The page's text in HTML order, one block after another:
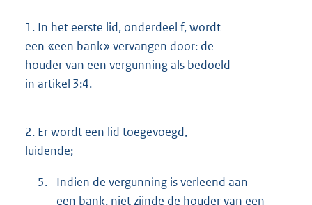
1. In het eerste lid, onderdeel f, wordt
een «een bank» vervangen door: de
houder van een vergunning als bedoeld
in artikel 3:4.
2. Er wordt een lid toegevoegd,
luidende;
5.
Indien de vergunning is verleend aan
een bank, niet zijnde de houder van een